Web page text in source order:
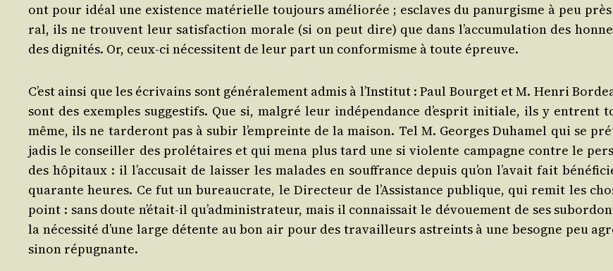
ont pour idéal une exis­tence maté­rielle tou­jours amé­lio­rée ; esclaves du panur­gisme à peu
ral, ils ne trouvent leur satis­fac­tion morale (si on peut dire) que dans l’ac­cu­mu­la­tion des
des digni­tés. Or, ceux-ci néces­sitent de leur part un confor­misme à toute épreuve.
C’est ain­si que les écri­vains sont géné­ra­le­ment admis à l’Ins­ti­tut : Paul Bour­get et M. Hen­ri
sont des exemples sug­ges­tifs. Que si, mal­gré leur indé­pen­dance d’es­prit ini­tiale, ils y entrent
même, ils ne tar­de­ront pas à subir l’empreinte de la mai­son. Tel M. Georges Duha­mel qui se
jadis le conseiller des pro­lé­taires et qui mena plus tard une si vio­lente cam­pagne contre le
des hôpi­taux : il l’ac­cu­sait de lais­ser les malades en souf­france depuis qu’on l’a­vait fait
qua­rante heures. Ce fut un bureau­crate, le Direc­teur de l’As­sis­tance publique, qui remit les
point : sans doute n’é­tait-il qu’ad­mi­nis­tra­teur, mais il connais­sait le dévoue­ment de ses
la néces­si­té d’une large détente au bon air pour des tra­vailleurs astreints à une besogne peu
sinon répugnante.